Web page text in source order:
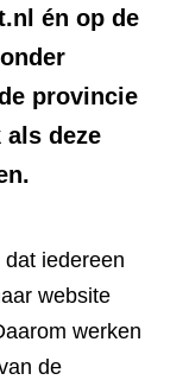
én op de
provincie
als deze
iedereen
website
werken
de